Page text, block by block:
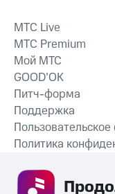
MTС Live
MTС Premium
Мой МТС
GOOD’OK
Питч-форма
Поддержка
Политика